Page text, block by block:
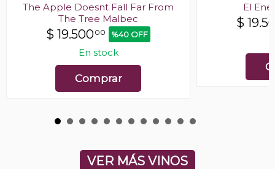
The Apple Doesnt Fall Far From
The Tree Malbec
$ 19.50000 %40 OFF
En stock
Comprar
El
$
VER MÁS VINOS